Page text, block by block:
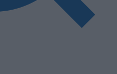
Stulen bil hittad i Hallstavik –